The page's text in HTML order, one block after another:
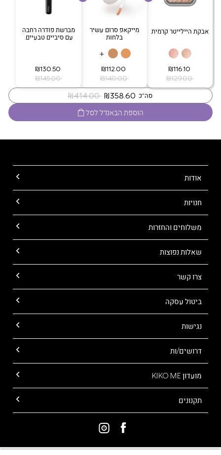
אבקת היילייטר קרמית
‏ ₪129.00
מייקאפ סרום עשיר
בלחות
+
‏ ₪140.00
מברשת פודרה רחבה
עם סיביים טבעיים.
‏ ₪145.00
סה"כ ‏ ₪414.00
הוספת הבאנדל לסל
אודות
חנויות
משלוחים והחזרות
שאלות נפוצות
צרו קשר
ביטול עסקה
נגישות
דרושים/ות
מועדון KIKO ME
תקנונים